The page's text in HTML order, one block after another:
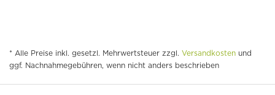
* Alle Preise inkl. gesetzl. Mehrwertsteuer zzgl. Versandkosten und
ggf. Nachnahmegebühren, wenn nicht anders beschrieben